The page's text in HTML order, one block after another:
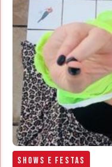
Shows e Festas